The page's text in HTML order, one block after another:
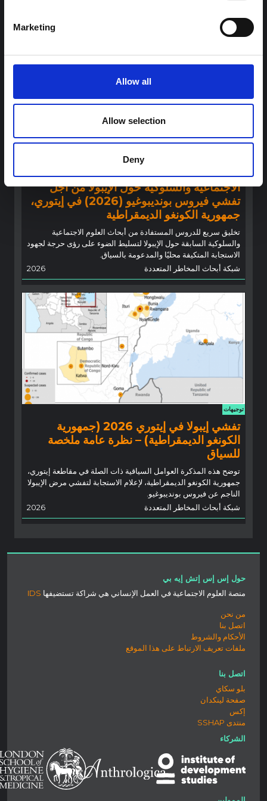
Marketing
Allow all
Allow selection
Deny
السياق العام الذي تعمل فيه جهات...
هال للعلوم المفتوحة
توصيات: التخليق السريع لدروس العلوم
الاجتماعية والسلوكية حول الإيبولا من أجل
تفشي فيروس بونديبوغيو (2026) في إيتوري،
جمهورية الكونغو الديمقراطية
تخليق سريع للدروس المستفادة من أبحاث العلوم الاجتماعية
والسلوكية السابقة حول الإيبولا لتسليط الضوء على رؤى حرجة لجهود
الاستجابة المتكيفة محليًا والمدعومة بالسياق.
شبكة أبحاث المخاطر المتعددة
2026
توجيهات
تفشي إيبولا في إيتوري 2026 (جمهورية
الكونغو الديمقراطية) – نظرة عامة ملخصة
للسياق
توضح هذه المذكرة العوامل السياقية ذات الصلة في مقاطعة إيتوري،
جمهورية الكونغو الديمقراطية، لإعلام الاستجابة لتفشي مرض الإيبولا
الناجم عن فيروس بونديبوغيو.
شبكة أبحاث المخاطر المتعددة
2026
حول إس إس إتش إيه بي
منصة العلوم الاجتماعية في العمل الإنساني هي شراكة تستضيفها IDS
من نحن
اتصل بنا
الأحكام والشروط
ملفات تعريف الارتباط على هذا الموقع
اتصل بنا
بلو سكاي
صفحة لينكدان
إكس
منتدى SSHAP
الشركاء